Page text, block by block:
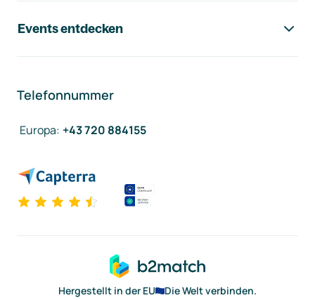
Events entdecken
Telefonnummer
Europa: +43 720 884155
Hergestellt in der EU
Die Welt verbinden.